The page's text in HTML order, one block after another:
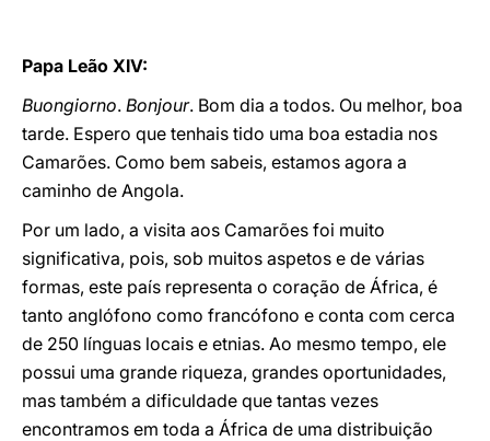
Papa Leão XIV:
Buongiorno. Bonjour. Bom dia a todos. Ou melhor, boa
tarde. Espero que tenhais tido uma boa estadia nos
Camarões. Como bem sabeis, estamos agora a
caminho de Angola.
Por um lado, a visita aos Camarões foi muito
significativa, pois, sob muitos aspetos e de várias
formas, este país representa o coração de África, é
tanto anglófono como francófono e conta com cerca
de 250 línguas locais e etnias. Ao mesmo tempo, ele
possui uma grande riqueza, grandes oportunidades,
mas também a dificuldade que tantas vezes
encontramos em toda a África de uma distribuição